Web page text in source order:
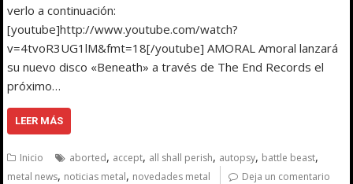
verlo a continuación:
[youtube]http://www.youtube.com/watch?
v=4tvoR3UG1lM&fmt=18[/youtube] AMORAL Amoral lanzará
su nuevo disco «Beneath» a través de The End Records el
próximo…
LEER MÁS
Inicio aborted, accept, all shall perish, autopsy, battle beast,
metal news, noticias metal, novedades metal Deja un comentario